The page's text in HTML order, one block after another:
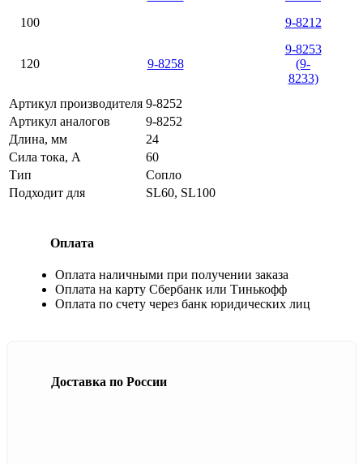
100
9-8212
120 9-8258
9-8253
(9-
8233)
Артикул производителя 9-8252
Артикул аналогов
9-8252
Длина, мм
24
Сила тока, А
60
Тип
Сопло
Подходит для
SL60, SL100
Оплата
Оплата наличными при получении заказа
Оплата на карту Сбербанк или Тинькофф
Оплата по счету через банк юридических лиц
Доставка по России